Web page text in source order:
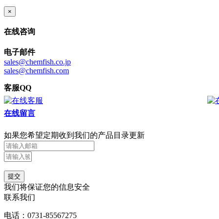
×
在线咨询
电子邮件
sales@chemfish.co.jp
sales@chemfish.com
客服QQ
在线留言
如果您希望定期收到我们的产品目录更新
提交
我们将保证您的信息安全
联系我们
电话：0731-85567275